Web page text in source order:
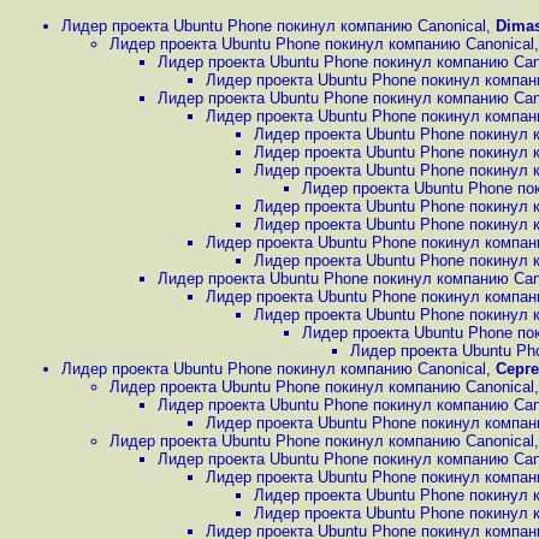
Лидер проекта Ubuntu Phone покинул компанию Canonical ,
Лидер проекта Ubuntu Phone покинул компанию Canonical
Лидер проекта Ubuntu Phone покинул компанию
Лидер проекта Ubuntu Phone покинул
Лидер проекта Ubuntu Phone покинул компанию
Лидер проекта Ubuntu Phone покинул
Лидер проекта Ubuntu Phone покинул
Лидер проекта Ubuntu Phone покинул
Лидер проекта Ubuntu Phone покинул
Лидер проекта Ubuntu Phone
Лидер проекта Ubuntu Phone покинул
Лидер проекта Ubuntu Phone покинул
Лидер проекта Ubuntu Phone покинул
Лидер проекта Ubuntu Phone покинул
Лидер проекта Ubuntu Phone покинул компанию
Лидер проекта Ubuntu Phone покинул
Лидер проекта Ubuntu Phone покинул
Лидер проекта Ubuntu Phone
Лидер проекта Ubuntu
Лидер проекта Ubuntu Phone покинул компанию Canonical ,
Лидер проекта Ubuntu Phone покинул компанию Canonical
Лидер проекта Ubuntu Phone покинул компанию
Лидер проекта Ubuntu Phone покинул
Лидер проекта Ubuntu Phone покинул компанию Canonical
Лидер проекта Ubuntu Phone покинул компанию
Лидер проекта Ubuntu Phone покинул
Лидер проекта Ubuntu Phone покинул
Лидер проекта Ubuntu Phone покинул
Лидер проекта Ubuntu Phone покинул